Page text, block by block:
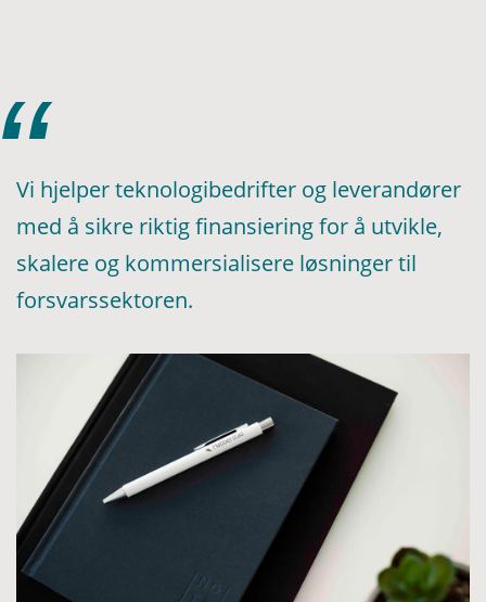
Vi hjelper teknologibedrifter og leverandører
med å sikre riktig finansiering for å utvikle,
skalere og kommersialisere løsninger til
forsvarssektoren.